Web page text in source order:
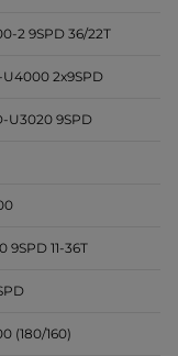
2 9SPD 36/22T
U4000 2x9SPD
U3020 9SPD
9SPD 11-36T
(180/160)